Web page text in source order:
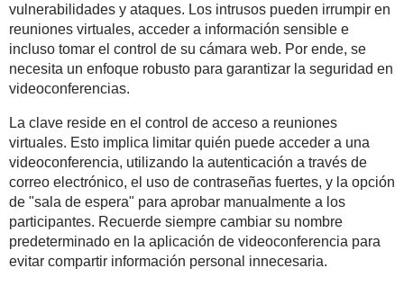
vulnerabilidades y ataques. Los intrusos pueden irrumpir en
reuniones virtuales, acceder a información sensible e
incluso tomar el control de su cámara web. Por ende, se
necesita un enfoque robusto para garantizar la seguridad en
videoconferencias.
La clave reside en el control de acceso a reuniones
virtuales. Esto implica limitar quién puede acceder a una
videoconferencia, utilizando la autenticación a través de
correo electrónico, el uso de contraseñas fuertes, y la opción
de "sala de espera" para aprobar manualmente a los
participantes. Recuerde siempre cambiar su nombre
predeterminado en la aplicación de videoconferencia para
evitar compartir información personal innecesaria.